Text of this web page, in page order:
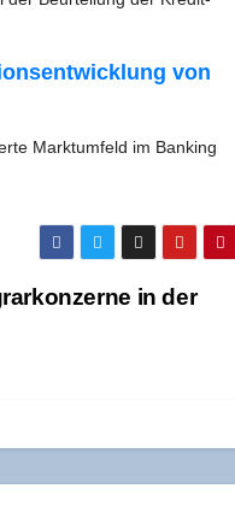
von
Markt­um­feld im Ban­king
in der